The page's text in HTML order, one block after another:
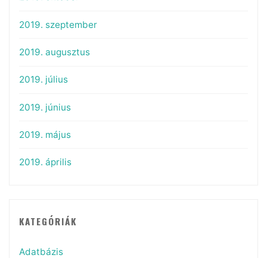
2019. szeptember
2019. augusztus
2019. július
2019. június
2019. május
2019. április
KATEGÓRIÁK
Adatbázis